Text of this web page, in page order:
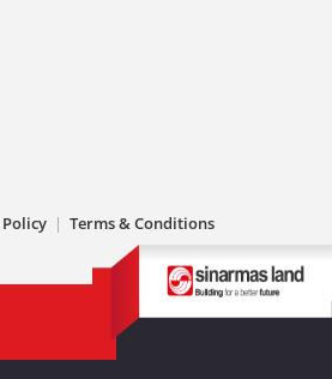
| Terms & Conditions